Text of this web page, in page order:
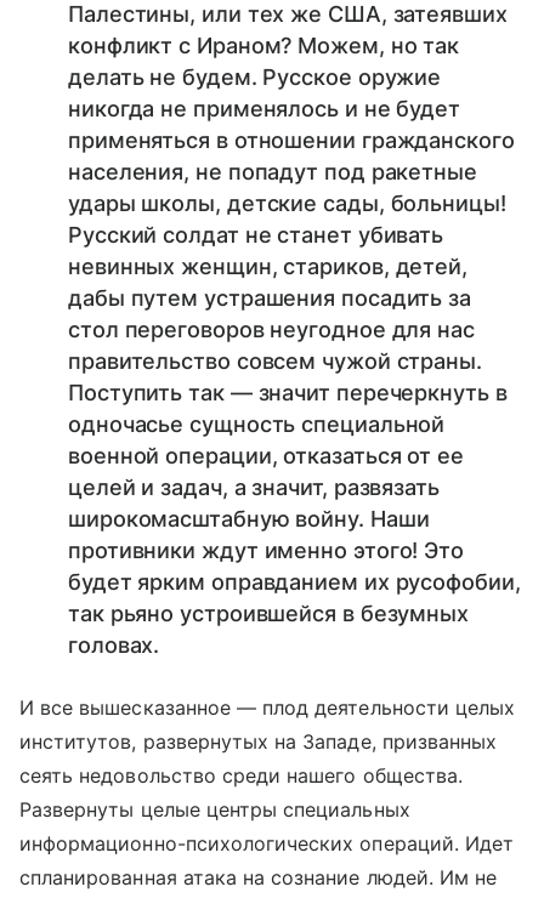
Палестины, или тех же США, затеявших
конфликт с Ираном? Можем, но так
делать не будем. Русское оружие
никогда не применялось и не будет
применяться в отношении гражданского
населения, не попадут под ракетные
удары школы, детские сады, больницы!
Русский солдат не станет убивать
невинных женщин, стариков, детей,
дабы путем устрашения посадить за
стол переговоров неугодное для нас
правительство совсем чужой страны.
Поступить так — значит перечеркнуть в
одночасье сущность специальной
военной операции, отказаться от ее
целей и задач, а значит, развязать
широкомасштабную войну. Наши
противники ждут именно этого! Это
будет ярким оправданием их русофобии,
так рьяно устроившейся в безумных
головах.
И все вышесказанное — плод деятельности целых
институтов, развернутых на Западе, призванных
сеять недовольство среди нашего общества.
Развернуты целые центры специальных
информационно-психологических операций. Идет
спланированная атака на сознание людей. Им не